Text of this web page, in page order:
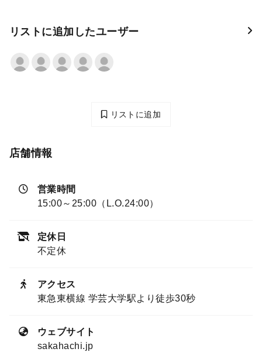
リストに追加したユーザー
リストに追加
店舗情報
営業時間
15:00～25:00（L.O.24:00）
定休日
不定休
アクセス
東急東横線 学芸大学駅より徒歩30秒
ウェブサイト
sakahachi.jp